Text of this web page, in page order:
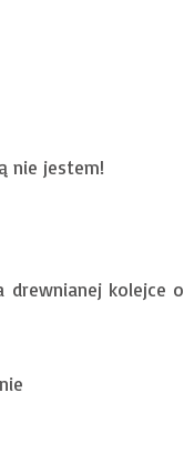
nie jestem!
drewnianej kolejce o